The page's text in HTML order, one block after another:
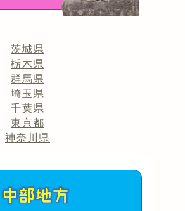
茨城県
栃木県
群馬県
埼玉県
千葉県
東京都
神奈川県